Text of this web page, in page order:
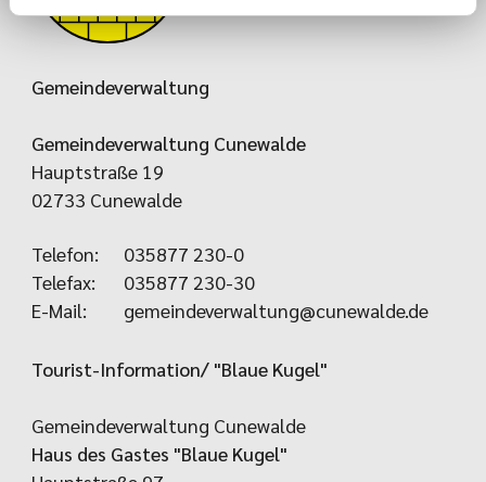
Gemeindeverwaltung
Gemeindeverwaltung Cunewalde
Hauptstraße 19
02733 Cunewalde
Telefon:
035877 230-0
Telefax:
035877 230-30
E-Mail:
gemeindeverwaltung@cunewalde.de
Tourist-Information/ "Blaue Kugel"
Gemeindeverwaltung Cunewalde
Haus des Gastes "Blaue Kugel"